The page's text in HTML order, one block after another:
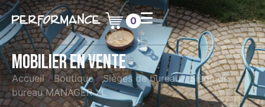
0
Mobilier en vente
Accueil / Boutique / Sièges de bureau / Siège de
bureau MANAGER XL